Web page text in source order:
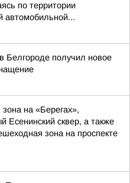
по территории
автомобильной...
Белгороде получил новое
на «Берегах»,
Есенинский сквер, а также
зона на проспекте